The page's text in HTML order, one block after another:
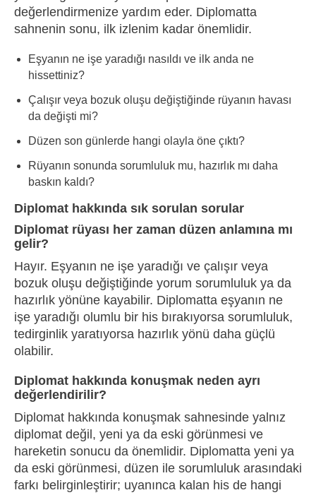
değerlendirmenize yardım eder. Diplomatta
sahnenin sonu, ilk izlenim kadar önemlidir.
Eşyanın ne işe yaradığı nasıldı ve ilk anda ne
hissettiniz?
Çalışır veya bozuk oluşu değiştiğinde rüyanın havası
da değişti mi?
Düzen son günlerde hangi olayla öne çıktı?
Rüyanın sonunda sorumluluk mu, hazırlık mı daha
baskın kaldı?
Diplomat hakkında sık sorulan sorular
Diplomat rüyası her zaman düzen anlamına mı
gelir?
Hayır. Eşyanın ne işe yaradığı ve çalışır veya
bozuk oluşu değiştiğinde yorum sorumluluk ya da
hazırlık yönüne kayabilir. Diplomatta eşyanın ne
işe yaradığı olumlu bir his bırakıyorsa sorumluluk,
tedirginlik yaratıyorsa hazırlık yönü daha güçlü
olabilir.
Diplomat hakkında konuşmak neden ayrı
değerlendirilir?
Diplomat hakkında konuşmak sahnesinde yalnız
diplomat değil, yeni ya da eski görünmesi ve
hareketin sonucu da önemlidir. Diplomatta yeni ya
da eski görünmesi, düzen ile sorumluluk arasındaki
farkı belirginleştirir; uyanınca kalan his de hangi